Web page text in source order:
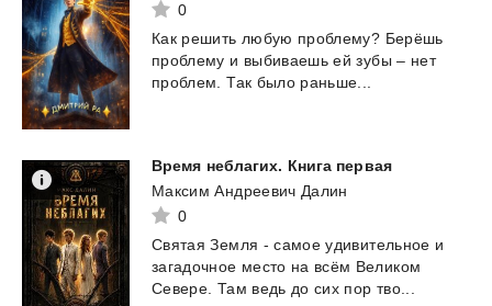
0
Как решить любую проблему? Берёшь
проблему и выбиваешь ей зубы – нет
проблем. Так было раньше...
Время неблагих. Книга первая
Максим Андреевич Далин
0
Святая Земля - самое удивительное и
загадочное место на всём Великом
Севере. Там ведь до сих пор тво...